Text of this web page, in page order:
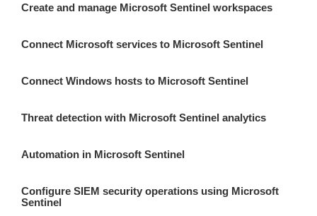
Create and manage Microsoft Sentinel workspaces
Connect Microsoft services to Microsoft Sentinel
Connect Windows hosts to Microsoft Sentinel
Threat detection with Microsoft Sentinel analytics
Automation in Microsoft Sentinel
Configure SIEM security operations using Microsoft
Sentinel